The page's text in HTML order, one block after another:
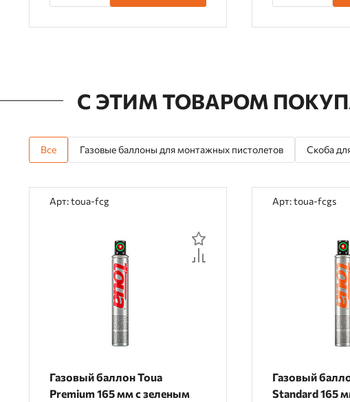
С ЭТИМ ТОВАРОМ
Все Газовые баллоны для монтажных пистолетов Скоба
Арт: toua-fcg
Газовый баллон Toua
Premium 165 мм с зеленым
Арт: toua-fcgs
Газовый
Standard 165